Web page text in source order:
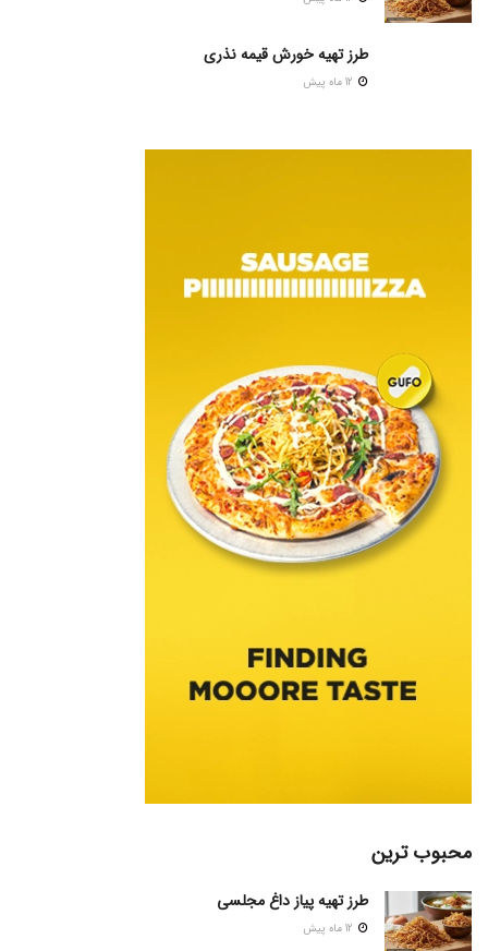
طرز تهیه خورش قیمه نذری
محبوب ترین
طرز تهیه پیاز داغ مجلسی